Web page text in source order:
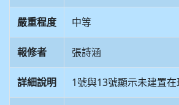
嚴重程度 中等
報修者 張詩涵
詳細說明 1號與13號顯示未建置